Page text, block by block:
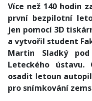
Více než 140 hodin
první bezpilotní
jen pomocí 3D
a vytvořil student
Martin Sladký
Leteckého
osadit letoun
pro snímkování